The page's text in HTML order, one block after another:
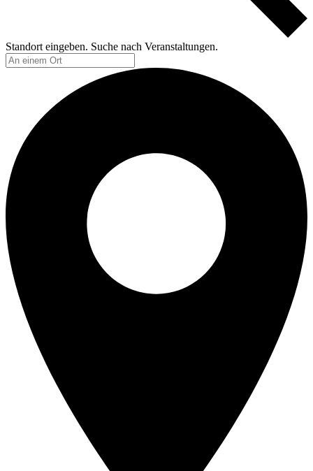
Standort eingeben. Suche nach Veranstaltungen.